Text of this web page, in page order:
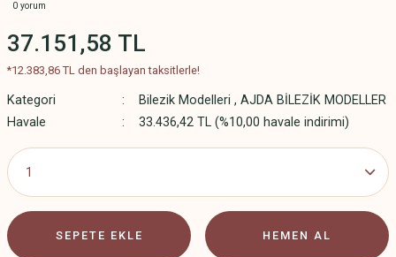
0 yorum
37.151,58 TL
*12.383,86 TL den başlayan taksitlerle!
Kategori Bilezik Modelleri , AJDA BİLEZİK MODELLER
Havale
33.436,42 TL (%10,00 havale indirimi)
SEPETE EKLE HEMEN AL